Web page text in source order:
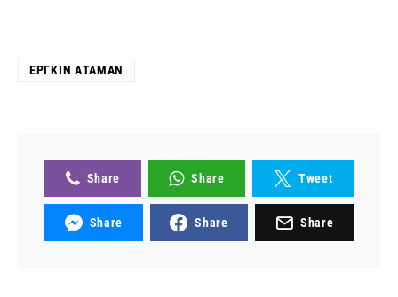
ΕΡΓΚΊΝ ΑΤΑΜΆΝ
Share Share Tweet
Share Share Share